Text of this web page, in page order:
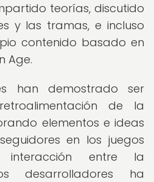
teorías, discutido
y las tramas, e incluso
contenido basado en
Age.
han demostrado ser
de la
elementos e ideas
en los juegos
interacción entre la
desarrolladores ha